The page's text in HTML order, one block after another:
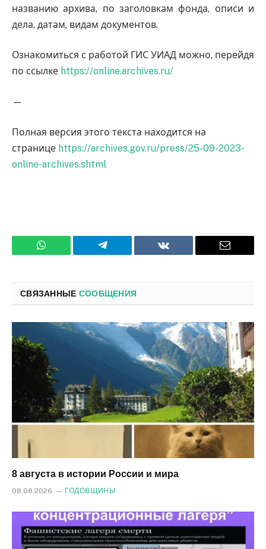
названию архива, по заголовкам фонда, описи и
дела, датам, видам документов.
Ознакомиться с работой ГИС УИАД можно, перейдя
по ссылке https://online.archives.ru/
—
Полная версия этого текста находится на
странице https://archives.gov.ru/press/25-09-2023-
online-archives.shtml
WhatsApp Телеграмм ВКонтакте
СВЯЗАННЫЕ СООБЩЕНИЯ
8 августа в истории России и мира
08.08.2026 ГОДОВЩИНЫ